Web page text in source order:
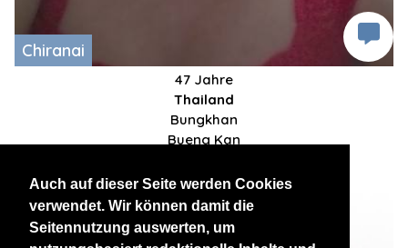
Auch auf dieser Seite werden Cookies
verwendet. Wir können damit die
Seitennutzung auswerten, um
Chiranai
47 Jahre
Thailand
Bungkhan
Bueng Kan